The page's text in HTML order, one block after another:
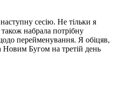
сесію. Не тільки я
набрала потрібну
перейменування. Я обіцяв,
Новим Бугом на третій день